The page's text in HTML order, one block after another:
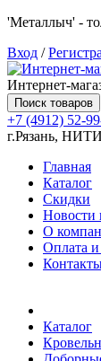
'Металлыч' -
Вход /
Интернет-
Поиск товаров
+7 (4912) 52-
г.Рязань,
Главная
Каталог
Скидки
Новости
О
Оплата и
Каталог